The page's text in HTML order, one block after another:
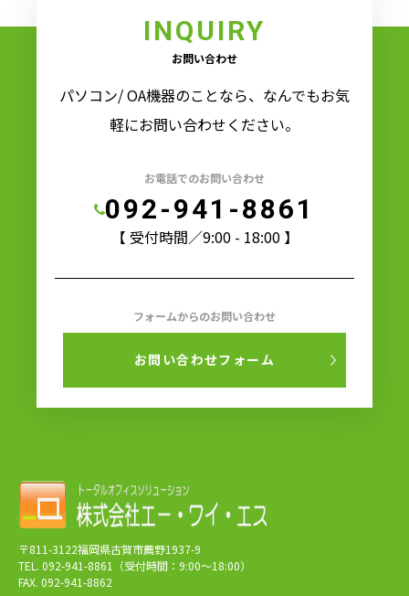
INQUIRY
お問い合わせ
パソコン/ OA機器のことなら、なんでもお気
軽にお問い合わせください。
お電話でのお問い合わせ
092-941-8861
【 受付時間／9:00 - 18:00 】
フォームからのお問い合わせ
お問い合わせフォーム
〒811-3122福岡県古賀市薦野1937-9
TEL. 092-941-8861（受付時間：9:00～18:00）
FAX. 092-941-8862